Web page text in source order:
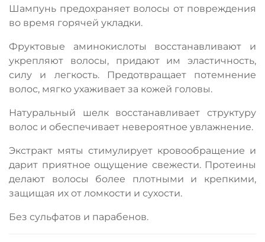
Шампунь предохраняет волосы от повреждения
во время горячей укладки.
Фруктовые аминокислоты восстанавливают и
укрепляют волосы, придают им эластичность,
силу и легкость. Предотвращает потемнение
волос, мягко ухаживает за кожей головы.
Натуральный шелк восстанавливает структуру
волос и обеспечивает невероятное увлажнение.
Экстракт мяты стимулирует кровообращение и
дарит приятное ощущение свежести. Протеины
делают волосы более плотными и крепкими,
защищая их от ломкости и сухости.
Без сульфатов и парабенов.